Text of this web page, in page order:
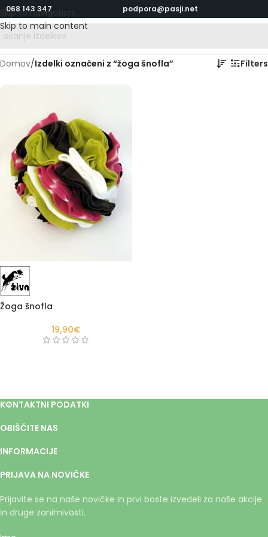
Skip to navigation
Skip to main content
068 143 347 podpora@pasji.net
Domov/Izdelki označeni z “žoga šnofla” Filters
Žoga šnofla
19,90€
KONTAKTNI PODATKI
OBIŠČITE NAS
INFORMACIJE
PRIJAVA NA NOVIČKE
Prijavite se na naše novičke in prvi boste izvedeli za naše akcije
in druge zanimivosti.